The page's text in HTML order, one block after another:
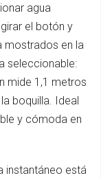
agua
el botón y
mostrados en la
seleccionable:
mide 1,1 metros
boquilla. Ideal
y cómoda en
instantáneo está